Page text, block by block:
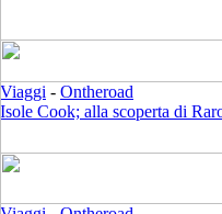
Viaggi - Ontheroad
Isole Cook; alla scoperta di